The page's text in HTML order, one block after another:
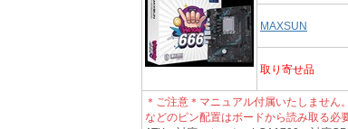
MAXSUN
取り寄せ品
＊ご注意＊マニュアル付属いたしませ
などのピン配置はボードから読み取る必